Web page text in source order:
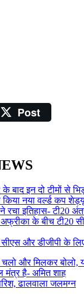
Post
के बाद इन दो टीमों से
किया नया वर्ल्ड कप
रचा इतिहास- टी20
अफ्रीका के बीच टी20
सीएस और डीजीपी के
और मिलकर बोलो,
मंत्र है- अमित शाह
ढालवाला जलमग्न